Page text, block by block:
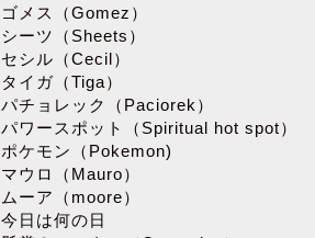
ゴメス（Gomez）
シーツ（Sheets）
セシル（Cecil）
タイガ（Tiga）
パチョレック（Paciorek）
パワースポット（Spiritual hot spot）
ポケモン（Pokemon)
マウロ（Mauro）
ムーア（moore）
今日は何の日